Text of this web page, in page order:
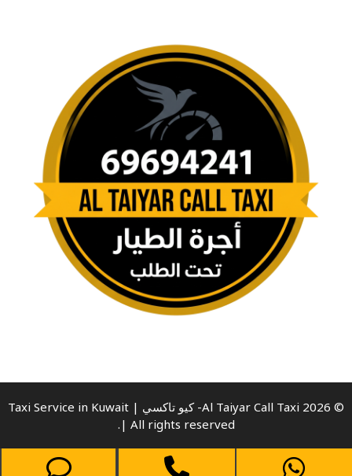
© 2026 Al Taiyar Call Taxi- كيو تاكسي | Taxi Service in Kuwait
| All rights reserved.